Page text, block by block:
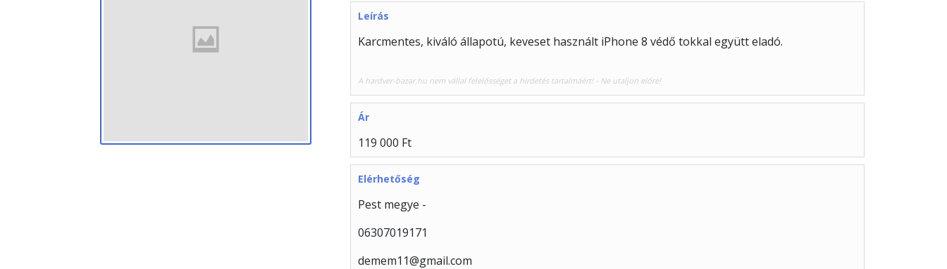
Leírás
Karcmentes, kiváló állapotú, keveset használt iPhone 8 védő tokkal együtt eladó.
A hardver-bazar.hu nem vállal felelősséget a hirdetés tartalmáért! - Ne utaljon előre!
Ár
119 000 Ft
Elérhetőség
Pest megye -
06307019171
demem11@gmail.com